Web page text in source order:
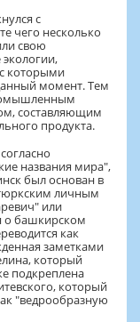
с
чего несколько
свою
которыми
момент. Тем
составляющим
продукта.
названия мира",
был основан в
личным
или
о башкирском
как
заметками
который
подкреплена
который
"ведрообразную